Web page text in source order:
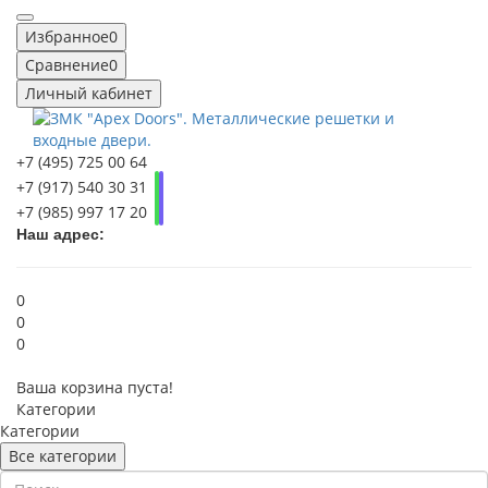
Избранное0
Сравнение0
Личный кабинет
+7 (495) 725 00 64
+7 (917) 540 30 31
+7 (985) 997 17 20
Наш адрес:
0
0
0
Ваша корзина пуста!
Категории
Категории
Все категории